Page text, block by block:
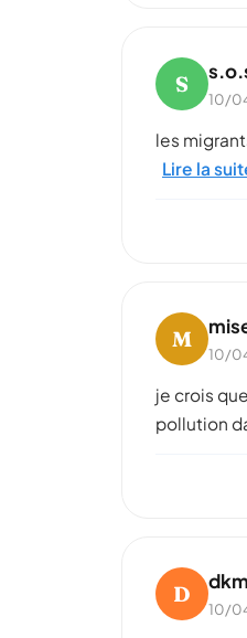
S
10/
les
Lire la
M
10/
je crois
pollution
D
10/